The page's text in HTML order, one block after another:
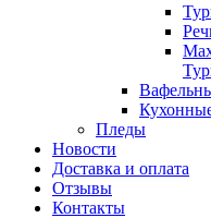
Пледы
Новости
Доставка и оплата
Отзывы
Контакты